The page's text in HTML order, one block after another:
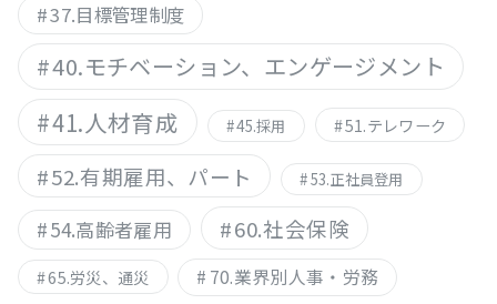
37.目標管理制度
40.モチベーション、エンゲージメント
41.人材育成 45.採用 51.テレワーク
52.有期雇用、パート 53.正社員登用
54.高齢者雇用 60.社会保険
65.労災、通災 70.業界別人事・労務